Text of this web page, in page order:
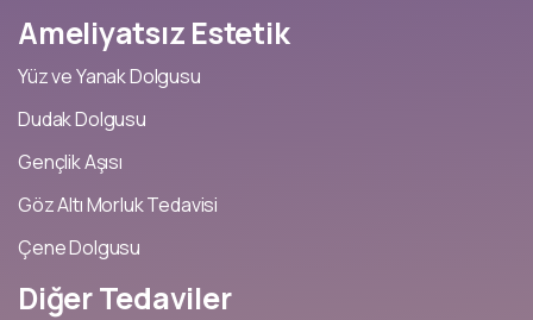
Ameliyatsız Estetik
Yüz ve Yanak Dolgusu
Dudak Dolgusu
Gençlik Aşısı
Göz Altı Morluk Tedavisi
Çene Dolgusu
DiğerTedaviler